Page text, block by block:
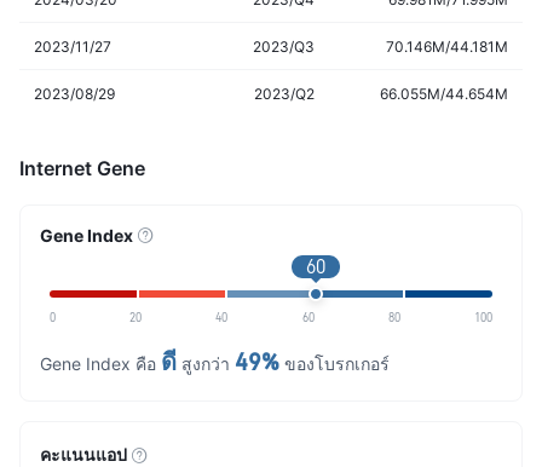
2023/11/27 2023/Q3 70.146M/44.181M
2023/08/29 2023/Q2 66.055M/44.654M
Internet Gene
Gene Index
60
0 20 40 60 80 100
Gene Index คือ ดี สูงกว่า 49% ของโบรกเกอร์
คะแนนแอป